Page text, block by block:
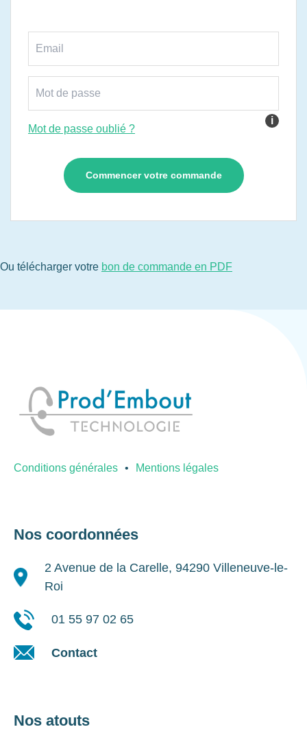
i
Mot de passe oublié ?
Ou télécharger votre bon de commande en PDF
Conditions générales Mentions légales
Nos coordonnées
2 Avenue de la Carelle, 94290 Villeneuve-le-
Roi
01 55 97 02 65
Contact
Nos atouts